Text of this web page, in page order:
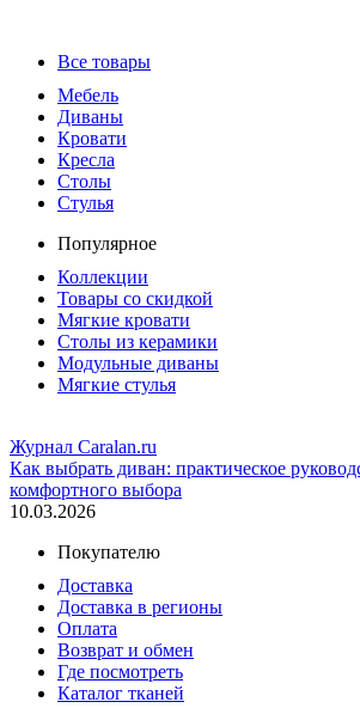
Все товары
Мебель
Диваны
Кровати
Кресла
Столы
Стулья
Популярное
Коллекции
Товары со скидкой
Мягкие кровати
Столы из керамики
Модульные диваны
Мягкие стулья
Журнал Caralan.ru
Как выбрать диван: практическое
комфортного выбора
10.03.2026
Покупателю
Доставка
Доставка в регионы
Оплата
Возврат и обмен
Где посмотреть
Каталог тканей